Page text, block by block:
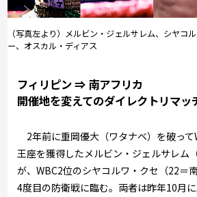
（写真左より）メルビン・ジェルサレム、シヤコ
ー、オスカル・ディアス
フィリピン ⇒ 南アフリカ
開催地を変えてのダイレクトリマッ
2年前に重岡優大（ワタナベ）を破っ
王座を獲得したメルビン・ジェルサレム
が、WBC2位のシヤコルワ・クセ（22＝
4度目の防衛戦に臨む。両者は昨年10月